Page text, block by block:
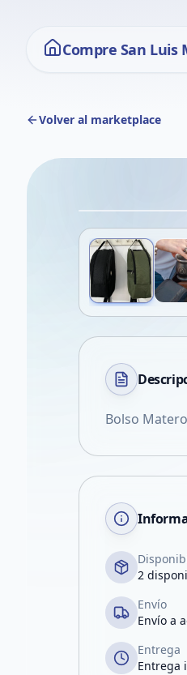
Compre San Luis
Volver al marketplace
Bolso
2
Envío
Envío a
Entrega
Entrega